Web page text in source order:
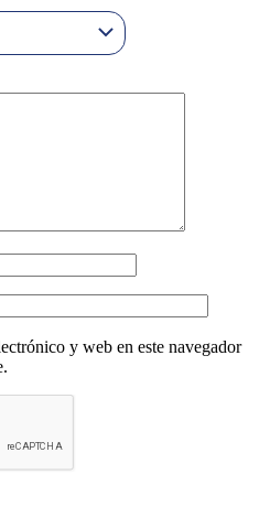
y web en este navegador